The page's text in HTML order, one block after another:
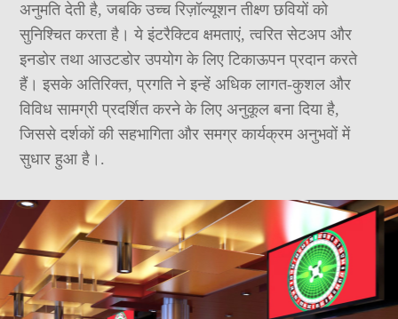
अनुमति देती है, जबकि उच्च रिज़ॉल्यूशन तीक्ष्ण छवियों को
सुनिश्चित करता है। ये इंटरैक्टिव क्षमताएं, त्वरित सेटअप और
इनडोर तथा आउटडोर उपयोग के लिए टिकाऊपन प्रदान करते
हैं। इसके अतिरिक्त, प्रगति ने इन्हें अधिक लागत-कुशल और
विविध सामग्री प्रदर्शित करने के लिए अनुकूल बना दिया है,
जिससे दर्शकों की सहभागिता और समग्र कार्यक्रम अनुभवों में
सुधार हुआ है।.